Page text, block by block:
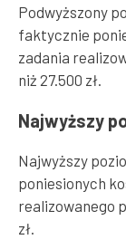
Podwyższony
faktycznie
zadania
niż 27.500 zł.
Najwyższy
Najwyższy
poniesionych
realizowanego
zł.